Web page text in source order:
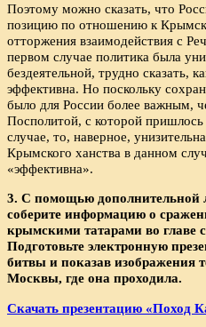
Поэтому можно сказать, что
позицию по отношению к
отторжения взаимодействия с
первом случае политика была
бездеятельной, трудно сказать,
эффективна. Но поскольку
было для России более важным,
Посполитой, с которой
случае, то, наверное,
Крымского ханства в данном
«эффективна».
3. С помощью дополнительной
соберите информацию о
крымскими татарами во главе
Подготовьте электронную
битвы и показав изображения
Москвы, где она проходила.
Скачать презентацию «Поход